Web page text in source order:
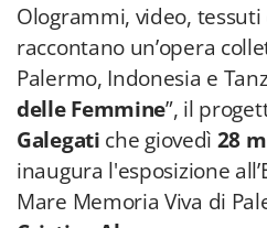
Ologrammi, video,
raccontano un’opera
Palermo, Indonesia e
delle Femmine”, il
Galegati che giovedì 28
inaugura l'esposizione
Mare Memoria Viva di